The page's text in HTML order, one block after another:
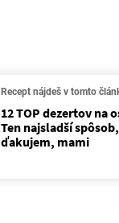
Recept nájdeš v tomto
12 TOP dezertov na
Ten najsladší
ďakujem, mami